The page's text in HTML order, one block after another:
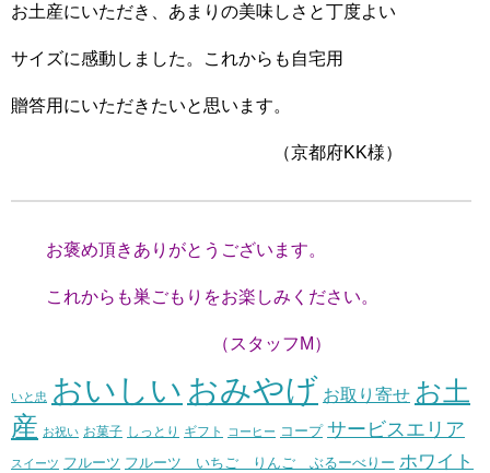
お土産にいただき、あまりの美味しさと丁度よい
サイズに感動しました。これからも自宅用
贈答用にいただきたいと思います。
（京都府KK様）
お褒め頂きありがとうございます。
これからも巣ごもりをお楽しみください。
（スタッフM）
いと忠 おいしい おみやげ お取り寄せ お土
産 お祝い お菓子 しっとり ギフト コーヒー コープ サービスエリア
スイーツ フルーツ フルーツ いちご りんご ぶるーべりー ホワイト